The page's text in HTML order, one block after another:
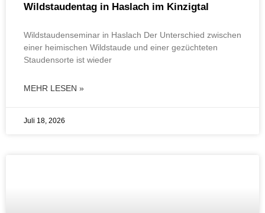
Wildstaudentag in Haslach im Kinzigtal
Wildstaudenseminar in Haslach Der Unterschied zwischen
einer heimischen Wildstaude und einer gezüchteten
Staudensorte ist wieder
MEHR LESEN »
Juli 18, 2026